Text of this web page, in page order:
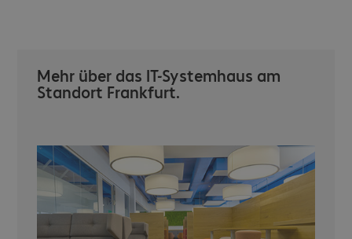
Mehr über das IT-Systemhaus am
Standort Frankfurt.